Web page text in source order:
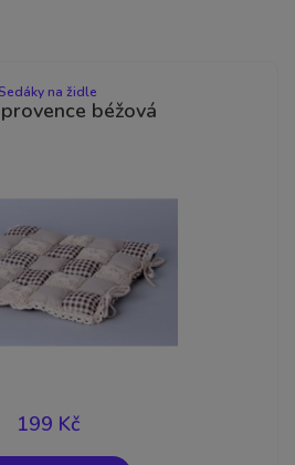
Sedáky na židle
béžová
199 Kč